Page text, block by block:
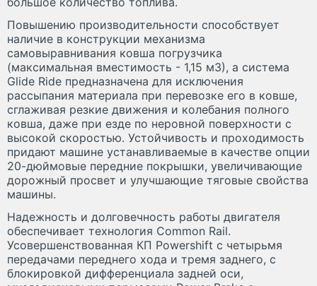
Повышению производительности способствует
наличие в конструкции механизма
самовыравнивания ковша погрузчика
(максимальная вместимость - 1,15 м3), а система
Glide Ride предназначена для исключения
рассыпания материала при перевозке его в ковше,
сглаживая резкие движения и колебания полного
ковша, даже при езде по неровной поверхности с
высокой скоростью. Устойчивость и проходимость
придают машине устанавливаемые в качестве опции
20-дюймовые передние покрышки, увеличивающие
дорожный просвет и улучшающие тяговые свойства
машины.
Надежность и долговечность работы двигателя
обеспечивает технология Common Rail.
Усовершенствованная КП Powershift с четырьмя
передачами переднего хода и тремя заднего, с
блокировкой дифференциала задней оси,